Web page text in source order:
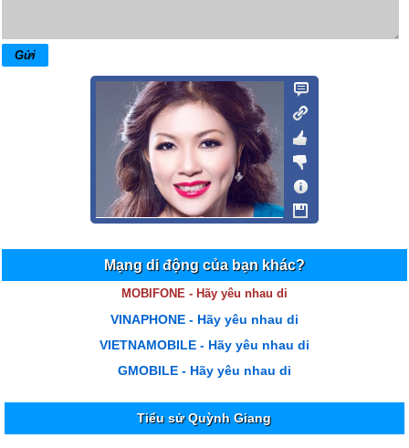
Mạng di động của bạn khác?
MOBIFONE - Hãy yêu nhau di
VINAPHONE - Hãy yêu nhau di
VIETNAMOBILE - Hãy yêu nhau di
GMOBILE - Hãy yêu nhau di
Tiểu sử Quỳnh Giang